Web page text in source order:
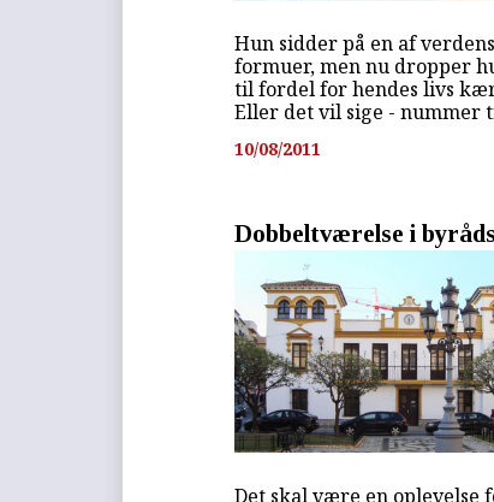
Hun sidder på en af
formuer, men nu dropper
til fordel for hendes livs
Eller det vil sige - nummer
10/08/2011
Dobbeltværelse i
Det skal være en oplevelse